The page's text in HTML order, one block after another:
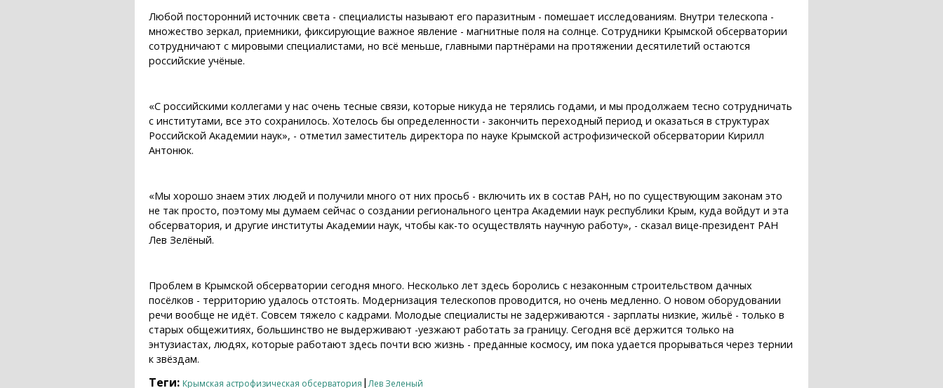
Любой посторонний источник света - специалисты называют его паразитным - помешает исследованиям. Внутри телескопа -
множество зеркал, приемники, фиксирующие важное явление - магнитные поля на солнце. Сотрудники Крымской обсерватории
сотрудничают с мировыми специалистами, но всё меньше, главными партнёрами на протяжении десятилетий остаются
российские учёные.
«С российскими коллегами у нас очень тесные связи, которые никуда не терялись годами, и мы продолжаем тесно сотрудничать
с институтами, все это сохранилось. Хотелось бы определенности - закончить переходный период и оказаться в структурах
Российской Академии наук», - отметил заместитель директора по науке Крымской астрофизической обсерватории Кирилл
Антонюк.
«Мы хорошо знаем этих людей и получили много от них просьб - включить их в состав РАН, но по существующим законам это
не так просто, поэтому мы думаем сейчас о создании регионального центра Академии наук республики Крым, куда войдут и эта
обсерватория, и другие институты Академии наук, чтобы как-то осуществлять научную работу», - сказал вице-президент РАН
Лев Зелёный.
Проблем в Крымской обсерватории сегодня много. Несколько лет здесь боролись с незаконным строительством дачных
посёлков - территорию удалось отстоять. Модернизация телескопов проводится, но очень медленно. О новом оборудовании
речи вообще не идёт. Совсем тяжело с кадрами. Молодые специалисты не задерживаются - зарплаты низкие, жильё - только в
старых общежитиях, большинство не выдерживают -уезжают работать за границу. Сегодня всё держится только на
энтузиастах, людях, которые работают здесь почти всю жизнь - преданные космосу, им пока удается прорываться через тернии
к звёздам.
Теги: Крымская астрофизическая обсерватория |Лев Зеленый